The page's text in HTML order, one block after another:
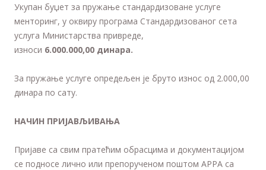
Укупан буџет за пружање стандардизоване услуге
менторинг, у оквиру програма Стандардизованог сета
услуга Министарства привреде,
износи 6.000.000,00 динара.
За пружање услуге опредељен је бруто износ од 2.000,00
динара по сату.
НАЧИН ПРИЈАВЉИВАЊА
Пријаве са свим пратећим обрасцима и документацијом
се подносе лично или препорученом поштом АРРА са